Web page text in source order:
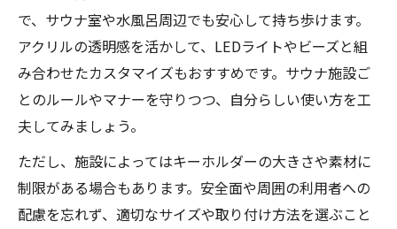
で、サウナ室や水風呂周辺でも安心して持ち歩けます。
アクリルの透明感を活かして、LEDライトやビーズと組
み合わせたカスタマイズもおすすめです。サウナ施設ご
とのルールやマナーを守りつつ、自分らしい使い方を工
夫してみましょう。
ただし、施設によってはキーホルダーの大きさや素材に
制限がある場合もあります。安全面や周囲の利用者への
配慮を忘れず、適切なサイズや取り付け方法を選ぶこと